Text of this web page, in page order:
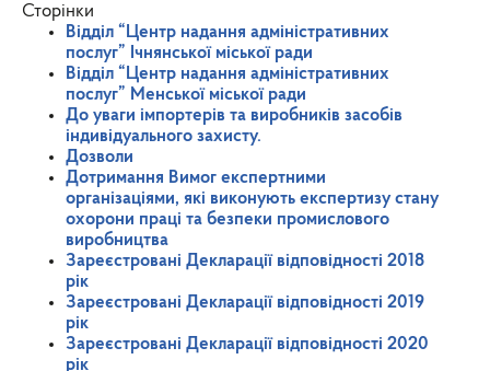
Сторінки
Відділ “Центр надання адміністративних
послуг” Ічнянської міської ради
Відділ “Центр надання адміністративних
послуг” Менської міської ради
До уваги імпортерів та виробників засобів
індивідуального захисту.
Дозволи
Дотримання Вимог експертними
організаціями, які виконують експертизу стану
охорони праці та безпеки промислового
виробництва
Зареєстровані Декларації відповідності 2018
рік
Зареєстровані Декларації відповідності 2019
рік
Зареєстровані Декларації відповідності 2020
рік